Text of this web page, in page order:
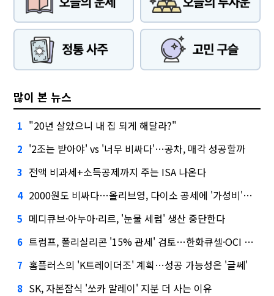
많이 본 뉴스
1 "20년 살았으니 내 집 되게 해달라?"
2 '2조는 받아야' vs '너무 비싸다'…공차, 매각 성공할까
3 전액 비과세+소득공제까지 주는 ISA 나온다
4 2000원도 비싸다…올리브영, 다이소 공세에 '가성비'로 맞불
5 메디큐브·아누아·리르, '눈물 세럼' 생산 중단한다
6 트럼프, 폴리실리콘 '15% 관세' 검토…한화큐셀·OCI 영향은?
7 홈플러스의 'K트레이더조' 계획…성공 가능성은 '글쎄'
8 SK, 자본잠식 '쏘카 말레이' 지분 더 사는 이유